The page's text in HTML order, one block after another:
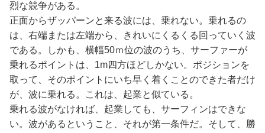
烈な競争がある。
正面からザッパーンと来る波には、乗れない。乗れるの
は、右端または左端から、きれいにくるくる回っていく波
である。しかも、横幅50ｍ位の波のうち、サーファーが
乗れるポイントは、1m四方ほどしかない。ポジションを
取って、そのポイントにいち早く着くことのできた者だけ
が、波に乗れる。これは、起業と似ている。
乗れる波がなければ、起業しても、サーフィンはできな
い。波があるということ、それが第一条件だ。そして、勝